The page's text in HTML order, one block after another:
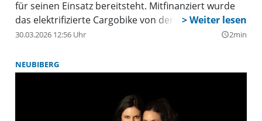
für seinen Einsatz bereitsteht. Mitfinanziert wurde
das elektrifizierte Cargobike von der Initiative
Neubiberg for Future und dem früheren Car-
30.03.2026 12:56 Uhr query_builder2min
NEUBIBERG